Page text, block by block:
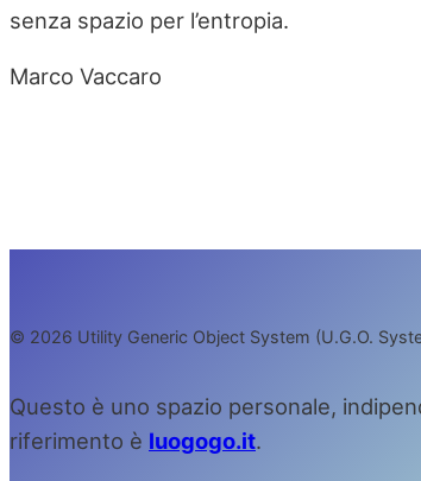
senza spazio per l’entropia.
Marco Vaccaro
© 2026 Utility Generic Object System (U.G.O.
Questo è uno spazio personale,
riferimento è luogogo.it.